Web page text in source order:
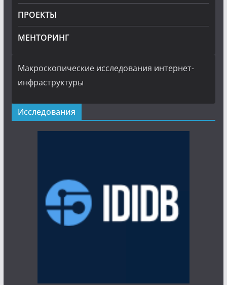
ПРОЕКТЫ
МЕНТОРИНГ
Макроскопические исследования интернет-
инфраструктуры
Исследования